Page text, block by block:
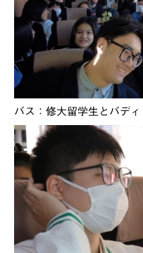
バス：修大留学生とバデ